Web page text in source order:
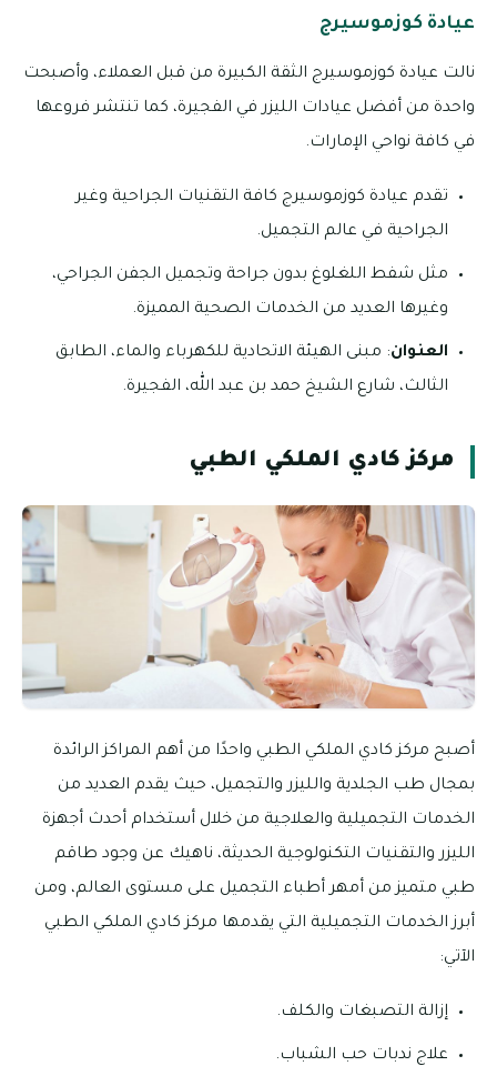
عيادة كوزموسيرج
نالت عيادة كوزموسيرج الثقة الكبيرة من قبل العملاء، وأصبحت
واحدة من أفضل عيادات الليزر في الفجيرة، كما تنتشر فروعها
في كافة نواحي الإمارات.
تقدم عيادة كوزموسيرج كافة التقنيات الجراحية وغير
الجراحية في عالم التجميل.
مثل شفط اللغلوغ بدون جراحة وتجميل الجفن الجراحي،
وغيرها العديد من الخدمات الصحية المميزة.
العنوان: مبنى الهيئة الاتحادية للكهرباء والماء، الطابق
الثالث، شارع الشيخ حمد بن عبد الله، الفجيرة.
مركز كادي الملكي الطبي
أصبح مركز كادي الملكي الطبي واحدًا من أهم المراكز الرائدة
بمجال طب الجلدية والليزر والتجميل، حيث يقدم العديد من
الخدمات التجميلية والعلاجية من خلال أستخدام أحدث أجهزة
الليزر والتقنيات التكنولوجية الحديثة، ناهيك عن وجود طاقم
طبي متميز من أمهر أطباء التجميل على مستوى العالم، ومن
أبرز الخدمات التجميلية التي يقدمها مركز كادي الملكي الطبي
الآتي:
إزالة التصبغات والكلف.
علاج ندبات حب الشباب.